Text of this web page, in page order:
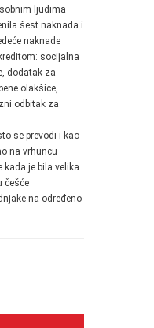
ljudima
šest naknada i
naknade
socijalna
dodatak za
olakšice,
odbitak za
se prevodi i kao
na vrhuncu
kada je bila velika
češće
na određeno